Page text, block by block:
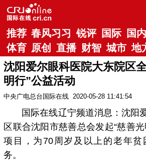
推荐 春风习习 锐评 国际 国内
体育 原创 直播 财智 城市 地
沈阳爱尔眼科医院大东院区
明行”公益活动
中央广电总台国际在线 2020-05-28 11:41:54
国际在线辽宁频道消息：沈阳
区联合沈阳市慈善总会发起“慈善
项目，为70周岁及以上的老年贫
务。